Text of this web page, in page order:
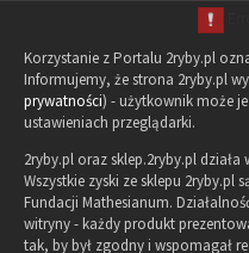
Korzystanie z Portalu 2ryby.pl
Informujemy, że strona 2ryby.pl
prywatności) - użytkownik może
ustawieniach przeglądarki.
2ryby.pl oraz sklep.2ryby.pl
Wszystkie zyski ze sklepu 2ryby.pl
Fundacji Mathesianum.
witryny - każdy produkt
tak, by był zgodny i wspomagał